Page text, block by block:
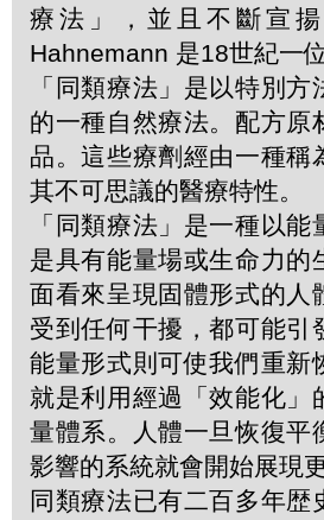
療法」，並且不斷宣
Hahnemann 是18世紀一
「同類療法」是以特別
的一種自然療法。配方原
品。這些療劑經由一種稱
其不可思議的醫療特性。
「同類療法」是一種以
是具有能量場或生命力的
面看來呈現固體形式的人
受到任何干擾，都可能引
能量形式則可使我們重新
就是利用經過「效能化」
量體系。人體一旦恢復平
影響的系統就會開始展現
同類療法已有二百多年